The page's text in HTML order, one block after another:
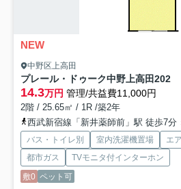
NEW
中野区上高田
プレール・ドゥーク中野上高田202
14.3万円 管理/共益費11,000円
2階 / 25.65㎡ / 1R /築2年
西武新宿線「新井薬師前」駅 徒歩7分
バス・トイレ別 室内洗濯機置場 エ
都市ガス
TVモニタ付インターホン
敷0 ペット可